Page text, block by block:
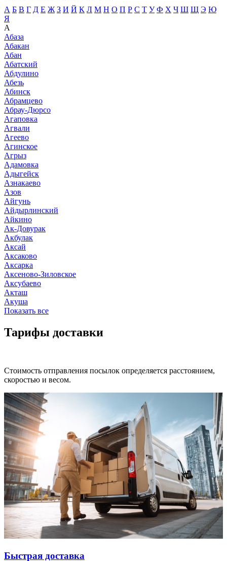
А Б В Г Д Е Ж З И Й К Л М Н О П Р С Т У Ф Х Ч Ш Щ Э Ю
Я
А
Абаза
Абакан
Абан
Абатский
Абдулино
Абезь
Абинск
Абрамцево
Абрау-Дюрсо
Агаповка
Агвали
Агеево
Агинское
Агрыз
Адамовка
Адыгейск
Азнакаево
Азов
Айгунь
Айдырлинский
Айкино
Ак-Довурак
Акбулак
Аксай
Аксаково
Аксарка
Аксеново-Зиловское
Аксубаево
Акташ
Акуша
Показать все
Тарифы доставки
Стоимость отправления посылок определяется расстоянием,
скоростью и весом.
Быстрая доставка